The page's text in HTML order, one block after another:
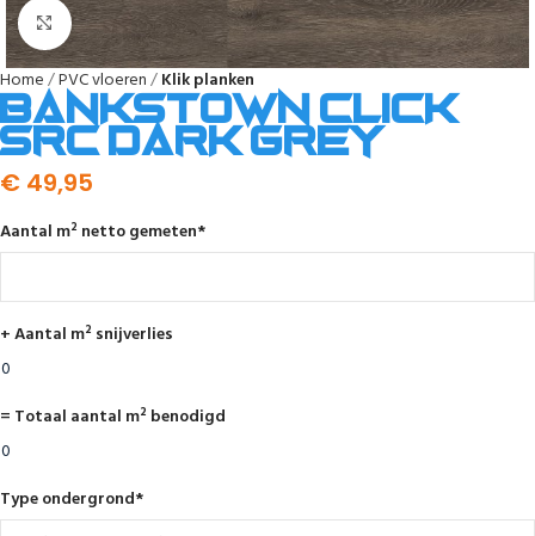
Home PVC vloeren Klik planken
Bankstown click
SRC dark grey
€ 49,95
Aantal m² netto gemeten*
+ Aantal m² snijverlies
= Totaal aantal m² benodigd
Type ondergrond*
Afbeelding vergroten